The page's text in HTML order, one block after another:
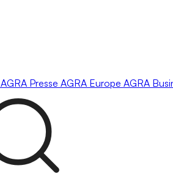
AGRA Presse AGRA Europe AGRA